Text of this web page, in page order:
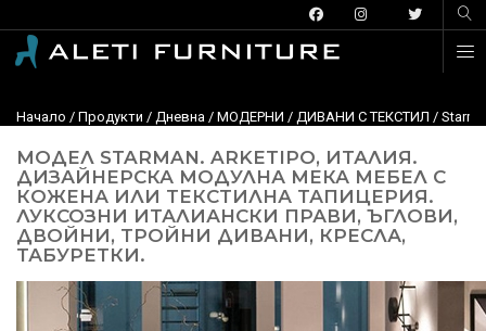
Начало / Продукти / Дневна / МОДЕРНИ / ДИВАНИ С ТЕКСТИЛ /
МОДЕЛ STARMAN. ARKETIPO, ИТАЛИЯ.
ДИЗАЙНЕРСКА МОДУЛНА МЕКА МЕБЕЛ С
КОЖЕНА ИЛИ ТЕКСТИЛНА ТАПИЦЕРИЯ.
ЛУКСОЗНИ ИТАЛИАНСКИ ПРАВИ, ЪГЛОВИ,
ДВОЙНИ, ТРОЙНИ ДИВАНИ, КРЕСЛА,
ТАБУРЕТКИ.